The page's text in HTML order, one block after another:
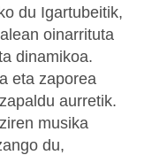
du Igartubeitik,
oinarrituta
dinamikoa.
eta zaporea
aurretik.
musika
du,